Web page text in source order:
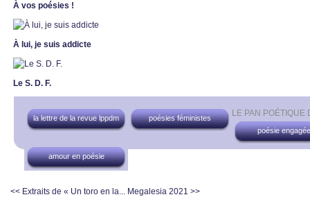
À vos poésies !
À lui, je suis addicte
Le S. D. F.
LE PAN
la lettre de la revue lppdm
poésies féministes
poésie engagée
amour en poésie
<< Extraits de « Un toro en la... Megalesia 2021 >>